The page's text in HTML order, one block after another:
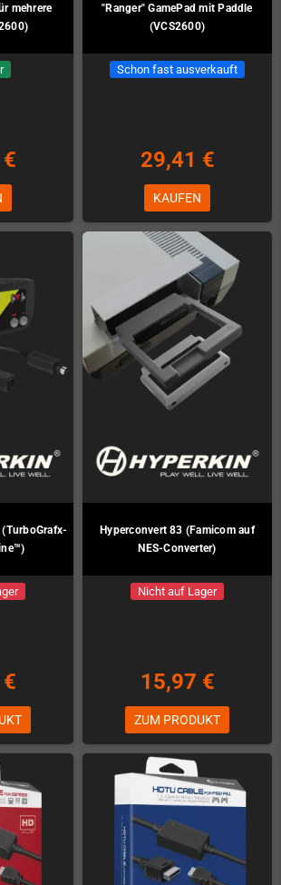
mehrere
"Ranger" GamePad mit Paddle
(VCS2600)
Schon fast ausverkauft
29,41 €
KAUFEN
Hyperconvert 83 (Famicom auf
NES-Converter)
Nicht auf Lager
15,97 €
ZUM PRODUKT